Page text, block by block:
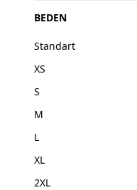
BEDEN
Standart
XS
S
M
L
XL
2XL